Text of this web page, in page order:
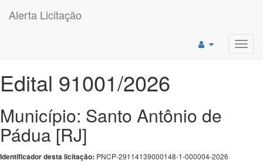
Alerta Licitação
Edital 91001/2026
Município: Santo Antônio de
Pádua [RJ]
Identificador desta licitação: PNCP-29114139000148-1-000004-2026